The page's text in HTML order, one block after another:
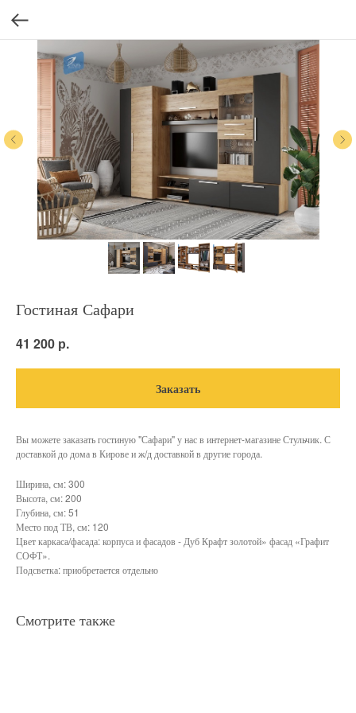
Гостиная Сафари
41 200 р.
Заказать
Вы можете заказать гостиную "Сафари" у нас в интернет-магазине Стульчик. С
доставкой до дома в Кирове и ж/д доставкой в другие города.
Ширина, см: 300
Высота, см: 200
Глубина, см: 51
Место под ТВ, см: 120
Цвет каркаса/фасада: корпуса и фасадов - Дуб Крафт золотой» фасад «Графит
СОФТ».
Подсветка: приобретается отдельно
Смотрите также